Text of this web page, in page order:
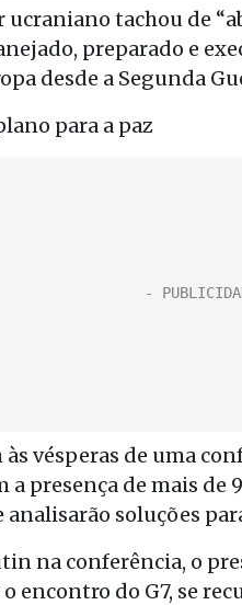
tachou de
preparado e
desde a Segunda
para a paz
vésperas de uma
a presença de mais
analisarão soluções
na conferência, o
encontro do G7, se